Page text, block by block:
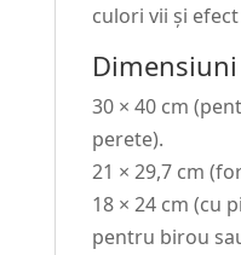
culori vii și
30 × 40 cm
perete).
21 × 29,7 cm
18 × 24 cm (cu
pentru birou